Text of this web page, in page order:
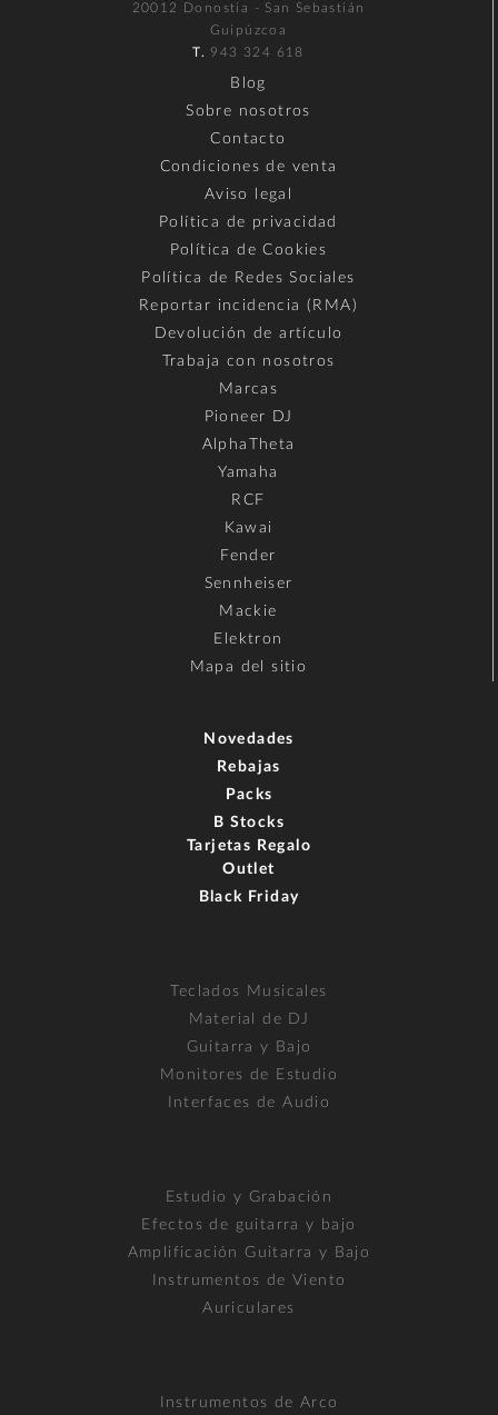
20012 Donostia - San Sebastián
Guipúzcoa
T. 943 324 618
Blog
Sobre nosotros
Contacto
Condiciones de venta
Aviso legal
Política de privacidad
Política de Cookies
Política de Redes Sociales
Reportar incidencia (RMA)
Devolución de artículo
Trabaja con nosotros
Marcas
Pioneer DJ
AlphaTheta
Yamaha
RCF
Kawai
Fender
Sennheiser
Mackie
Elektron
Mapa del sitio
Novedades
Rebajas
Packs
B Stocks
Tarjetas Regalo
Outlet
Black Friday
Teclados Musicales
Material de DJ
Guitarra y Bajo
Monitores de Estudio
Interfaces de Audio
Estudio y Grabación
Efectos de guitarra y bajo
Amplificación Guitarra y Bajo
Instrumentos de Viento
Auriculares
Instrumentos de Arco